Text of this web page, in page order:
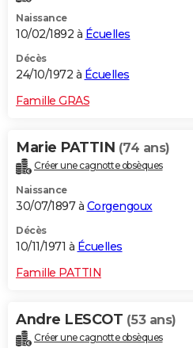
Naissance
10/02/1892 à Écuelles
Décès
24/10/1972 à Écuelles
Famille GRAS
Marie PATTIN (74 ans)
Créer une cagnotte obsèques
Naissance
30/07/1897 à Corgengoux
Décès
10/11/1971 à Écuelles
Famille PATTIN
Andre LESCOT (53 ans)
Créer une cagnotte obsèques